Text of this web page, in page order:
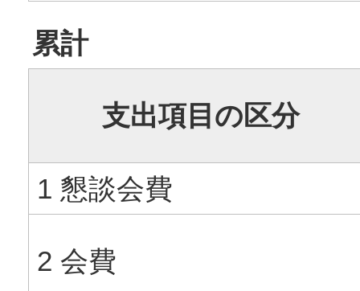
累計
支出項目の区分
1 懇談会費
2 会費